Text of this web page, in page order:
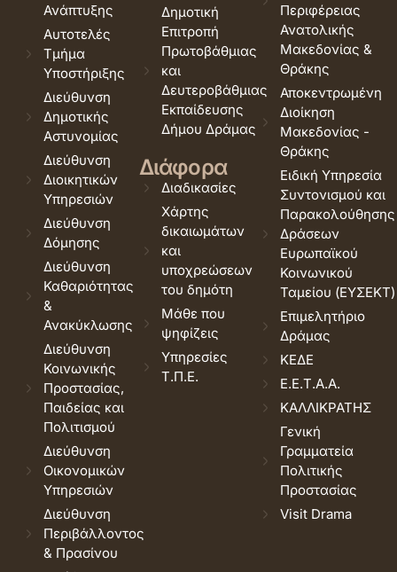
Ανάπτυξης
Αυτοτελές
Τμήμα
Υποστήριξης
Διεύθυνση
Δημοτικής
Αστυνομίας
Διεύθυνση
Διοικητικών
Υπηρεσιών
Διεύθυνση
Δόμησης
Διεύθυνση
Καθαριότητας
&
Ανακύκλωσης
Διεύθυνση
Κοινωνικής
Προστασίας,
Παιδείας και
Πολιτισμού
Διεύθυνση
Οικονομικών
Υπηρεσιών
Διεύθυνση
Περιβάλλοντος
& Πρασίνου
Δημοτική
Επιτροπή
Πρωτοβάθμιας
και
Δευτεροβάθμιας
Εκπαίδευσης
Δήμου Δράμας
Διάφορα
Διαδικασίες
Χάρτης
δικαιωμάτων
και
υποχρεώσεων
του δημότη
Μάθε που
ψηφίζεις
Υπηρεσίες
Τ.Π.Ε.
Περιφέρειας
Ανατολικής
Μακεδονίας &
Θράκης
Αποκεντρωμένη
Διοίκηση
Μακεδονίας -
Θράκης
Ειδική Υπηρεσία
Συντονισμού και
Παρακολούθησης
Δράσεων
Ευρωπαϊκού
Κοινωνικού
Ταμείου (ΕΥΣΕΚΤ)
Επιμελητήριο
Δράμας
ΚΕΔΕ
Ε.Ε.Τ.Α.Α.
ΚΑΛΛΙΚΡΑΤΗΣ
Γενική
Γραμματεία
Πολιτικής
Προστασίας
Visit Drama